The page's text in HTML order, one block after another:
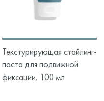
Текстурирующая стайлинг-
паста для подвижной
фиксации, 100 мл